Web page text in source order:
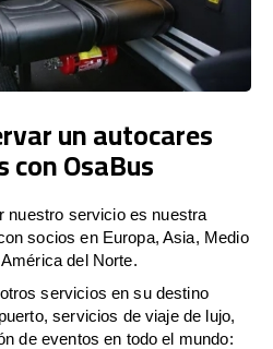
un autocares
OsaBus
nuestro servicio es nuestra
socios en Europa, Asia, Medio
del Norte.
servicios en su destino
servicios de viaje de lujo,
de eventos en todo el mundo: